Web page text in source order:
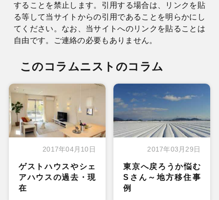
することを禁止します。引用する場合は、リンクを貼
る等して当サイトからの引用であることを明らかにし
てください。なお、当サイトへのリンクを貼ることは
自由です。ご連絡の必要もありません。
このコラムニストのコラム
2017年04月10日
ゲストハウスやシェ
アハウスの過去・現
在
2017年03月29日
東京へ戻ろうか悩む
Sさん～地方移住事
例